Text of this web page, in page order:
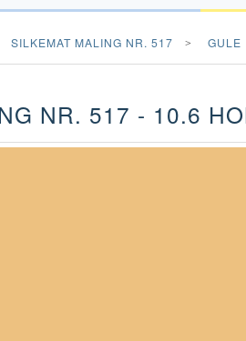
SILKEMAT MALING NR. 517 GULE
NR. 517 - 10.6